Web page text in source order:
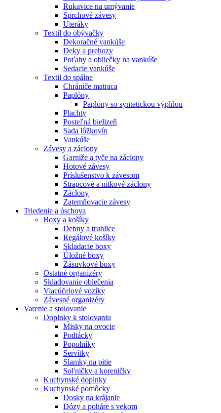
Rukavice na umývanie
Sprchové závesy
Uteráky
Textil do obývačky
Dekoračné vankúše
Deky a prehozy
Poťahy a obliečky na vankúše
Sedacie vankúše
Textil do spálne
Chrániče matraca
Paplóny
Paplóny so syntetickou výplňou
Plachty
Posteľná bielizeň
Sada lôžkovín
Vankúše
Závesy a záclony
Garniže a tyče na záclony
Hotové závesy
Príslušenstvo k závesom
Strapcové a nitkové záclony
Záclony
Zatemňovacie závesy
Triedenie a úschova
Boxy a košíky
Debny a truhlice
Regálové košíky
Skladacie boxy
Úložné boxy
Zásuvkové boxy
Ostatné organizéry
Skladovanie oblečenia
Viacúčelové vozíky
Závesné organizéry
Varenie a stolovanie
Doplnky k stolovaniu
Misky na ovocie
Podtácky
Popolníky
Servítky
Slamky na pitie
Soľničky a koreničky
Kuchynské doplnky
Kuchynské pomôcky
Dosky na krájanie
Dózy a poháre s vekom